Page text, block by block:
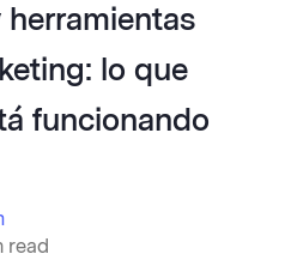
herramientas
lo que
funcionando
read